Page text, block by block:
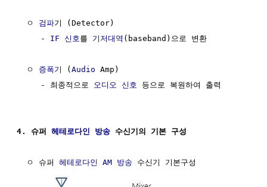
  ㅇ
검파기 (Detector)
     -
IF 신호를 기저대역 (baseband)으로 변환
  ㅇ
증폭기 ( Audio Amp)
     - 최종적으로
오디오 신호 등으로 복원하여 출력
4. 슈퍼 헤테로다인 방송 수신기의 기본 구성
  ㅇ 슈퍼
헤테로다인 AM 방송 수신기 기본구성